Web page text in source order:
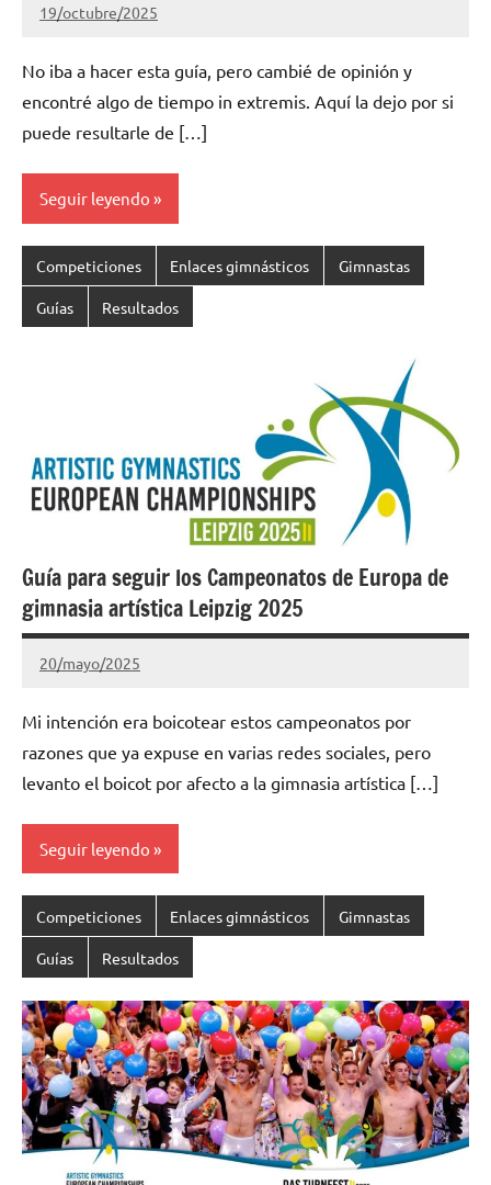
19/octubre/2025
Gimnastas.net
No
comentarios
No iba a hacer esta guía, pero cambié de opinión y
encontré algo de tiempo in extremis. Aquí la dejo por si
puede resultarle de […]
Seguir leyendo
Competiciones Enlaces gimnásticos Gimnastas
Guías Resultados
Guía para seguir los Campeonatos de Europa de
gimnasia artística Leipzig 2025
20/mayo/2025
Gimnastas.net
No
comentarios
Mi intención era boicotear estos campeonatos por
razones que ya expuse en varias redes sociales, pero
levanto el boicot por afecto a la gimnasia artística […]
Seguir leyendo
Competiciones Enlaces gimnásticos Gimnastas
Guías Resultados